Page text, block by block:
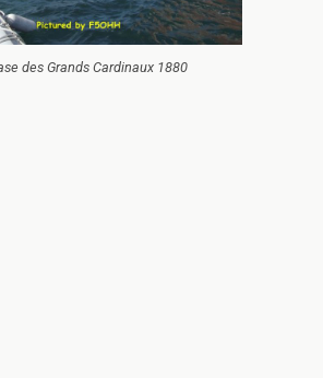
des Grands Cardinaux 1880